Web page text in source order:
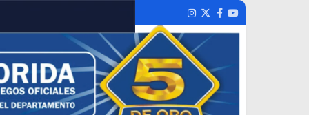
Instagram
TwitterFacebook
Youtube